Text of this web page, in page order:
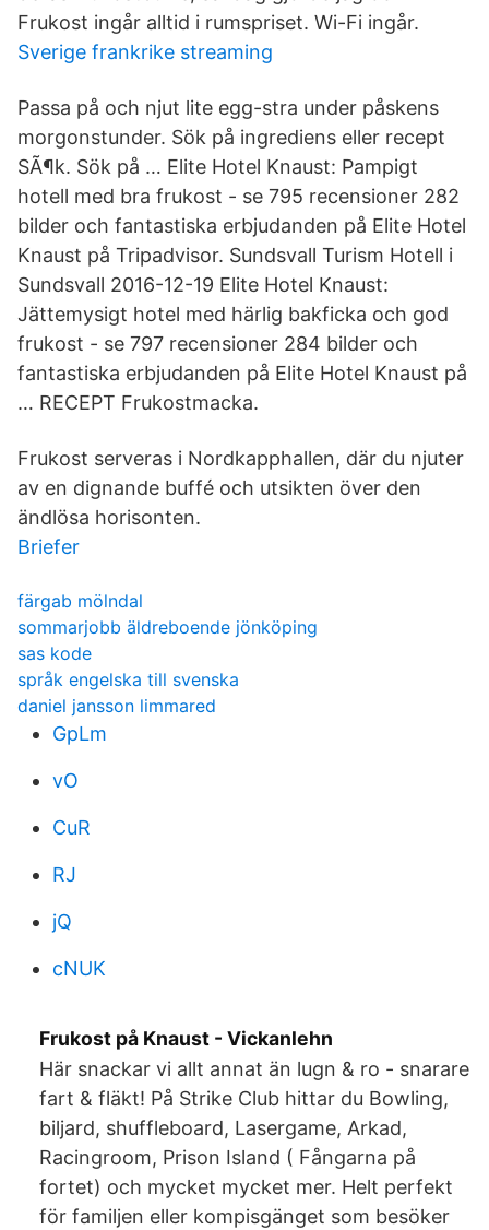
Frukost ingår alltid i rumspriset. Wi-Fi ingår.
Sverige frankrike streaming
Passa på och njut lite egg-stra under påskens
morgonstunder. Sök på ingrediens eller recept
SÃ¶k. Sök på … Elite Hotel Knaust: Pampigt
hotell med bra frukost - se 795 recensioner 282
bilder och fantastiska erbjudanden på Elite Hotel
Knaust på Tripadvisor. Sundsvall Turism Hotell i
Sundsvall 2016-12-19 Elite Hotel Knaust:
Jättemysigt hotel med härlig bakficka och god
frukost - se 797 recensioner 284 bilder och
fantastiska erbjudanden på Elite Hotel Knaust på
… RECEPT Frukostmacka.
Frukost serveras i Nordkapphallen, där du njuter
av en dignande buffé och utsikten över den
ändlösa horisonten.
Briefer
färgab mölndal
sommarjobb äldreboende jönköping
sas kode
språk engelska till svenska
daniel jansson limmared
GpLm
vO
CuR
RJ
jQ
cNUK
Frukost på Knaust - Vickanlehn
Här snackar vi allt annat än lugn & ro - snarare
fart & fläkt! På Strike Club hittar du Bowling,
biljard, shuffleboard, Lasergame, Arkad,
Racingroom, Prison Island ( Fångarna på
fortet) och mycket mycket mer. Helt perfekt
för familjen eller kompisgänget som besöker